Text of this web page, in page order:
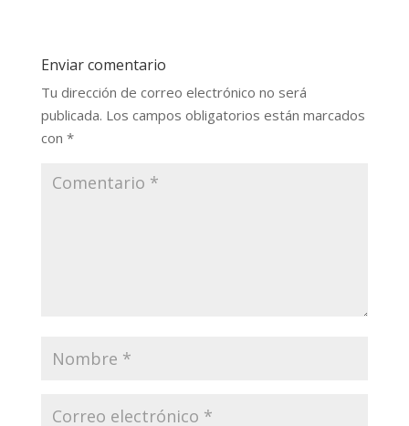
Enviar comentario
Tu dirección de correo electrónico no será
publicada. Los campos obligatorios están marcados
con *